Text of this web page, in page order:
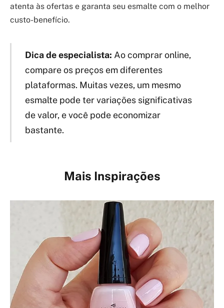
atenta às ofertas e garanta seu esmalte com o melhor
custo-benefício.
Dica de especialista: Ao comprar online,
compare os preços em diferentes
plataformas. Muitas vezes, um mesmo
esmalte pode ter variações significativas
de valor, e você pode economizar
bastante.
Mais Inspirações